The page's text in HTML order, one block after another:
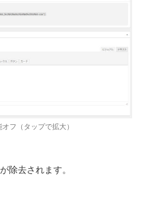
フ（タップで拡大）
除去されます。